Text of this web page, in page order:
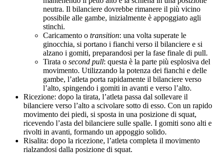
neutra. Il bilanciere dovrebbe rimanere il più vicino
possibile alle gambe, inizialmente è appoggiato agli
stinchi.
Caricamento o transition: una volta superate le
ginocchia, si portano i fianchi verso il bilanciere e si
alzano i gomiti, preparandosi per la fase finale di pull.
Tirata o second pull: questa è la parte più esplosiva del
movimento. Utilizzando la potenza dei fianchi e delle
gambe, l’atleta porta rapidamente il bilanciere verso
l’alto, spingendo i gomiti in avanti e verso l’alto.
Ricezione: dopo la tirata, l’atleta passa dal sollevare il
bilanciere verso l’alto a scivolare sotto di esso. Con un rapido
movimento dei piedi, si sposta in una posizione di squat,
ricevendo l’asta del bilanciere sulle spalle. I gomiti sono alti e
rivolti in avanti, formando un appoggio solido.
Risalita: dopo la ricezione, l’atleta completa il movimento
rialzandosi dalla posizione di squat.